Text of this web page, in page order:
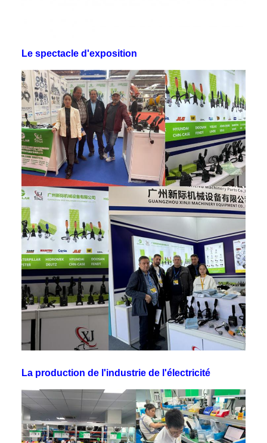
Le spectacle d'exposition
La production de l'industrie de l'électricité